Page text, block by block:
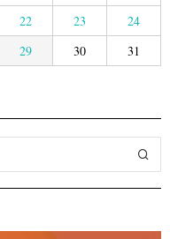
22 23
24
29 30 31